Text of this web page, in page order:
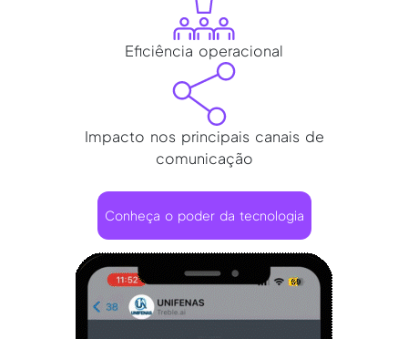
Eficiência operacional
Impacto nos principais canais de
comunicação
Conheça o poder da tecnologia